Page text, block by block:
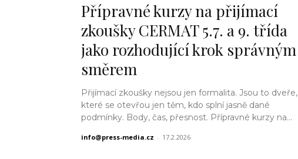
Přípravné kurzy na přijímací
zkoušky CERMAT 5.7. a 9. třída
jako rozhodující krok správným
směrem
Přijímací zkoušky nejsou jen formalita. Jsou to dveře,
které se otevřou jen těm, kdo splní jasně dané
podmínky. Body, čas, přesnost. Přípravné kurzy na...
info@press-media.cz - 17.2.2026